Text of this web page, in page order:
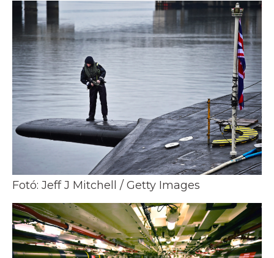
Fotó: Jeff J Mitchell / Getty Images